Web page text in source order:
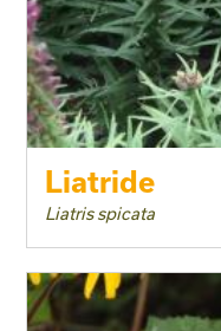
Liatride
Liatris spicata
Taille adulte